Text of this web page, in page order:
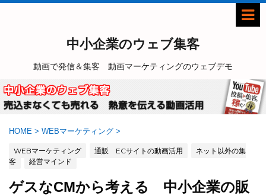
中小企業のウェブ集客
動画で発信＆集客 動画マーケティングのウェブデモ
HOME > WEBマーケティング >
WEBマーケティング 通販 ECサイトの動画活用
ネット以外の集
客
経営マインド
ゲスなCMから考える 中小企業の販